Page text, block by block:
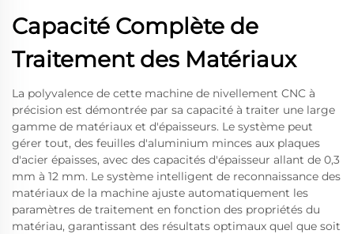
Capacité Complète de
Traitement des Matériaux
La polyvalence de cette machine de nivellement CNC à
précision est démontrée par sa capacité à traiter une large
gamme de matériaux et d'épaisseurs. Le système peut
gérer tout, des feuilles d'aluminium minces aux plaques
d'acier épaisses, avec des capacités d'épaisseur allant de 0,3
mm à 12 mm. Le système intelligent de reconnaissance des
matériaux de la machine ajuste automatiquement les
paramètres de traitement en fonction des propriétés du
matériau, garantissant des résultats optimaux quel que soit